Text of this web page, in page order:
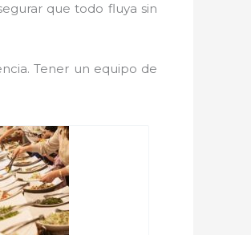
que todo fluya sin
Tener un equipo de